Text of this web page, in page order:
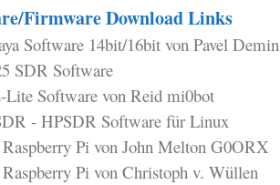
Firmware Download Links
Software 14bit/16bit von Pavel Demin
SDR Software
Lite Software von Reid mi0bot
- HPSDR Software für Linux
Pi von John Melton G0ORX
Pi von Christoph v. Wüllen